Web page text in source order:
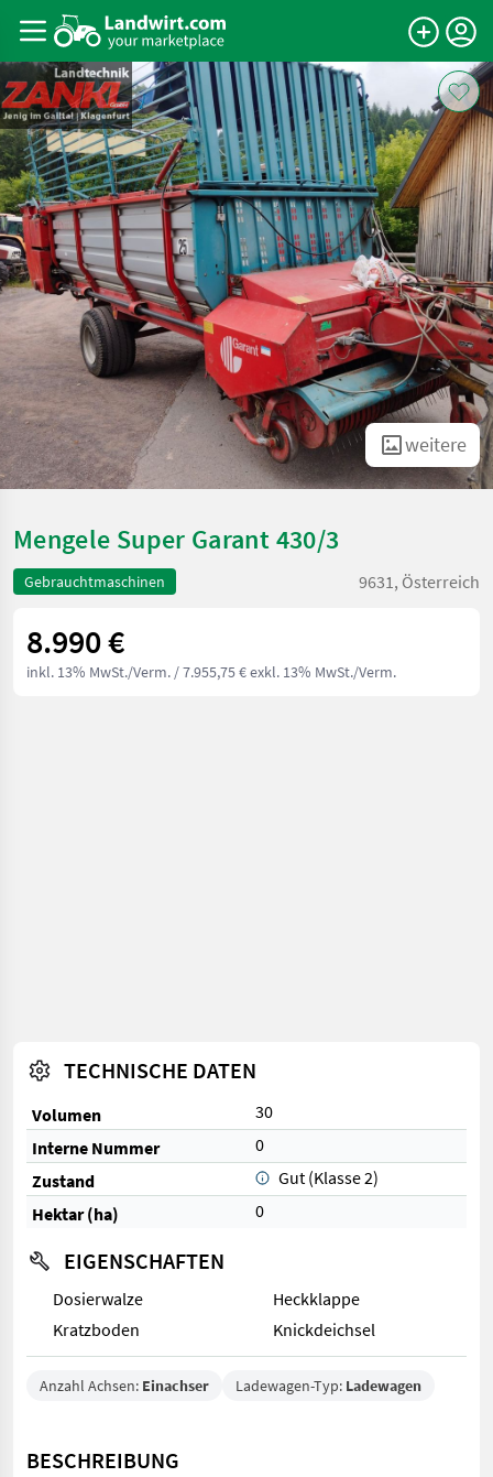
weitere
Mengele Super Garant 430/3
Gebrauchtmaschinen 9631, Österreich
8.990 €
inkl. 13% MwSt./Verm. / 7.955,75 € exkl. 13% MwSt./Verm.
TECHNISCHE DATEN
Volumen
30
Interne Nummer
0
Zustand
Gut (Klasse 2)
Hektar (ha)
0
EIGENSCHAFTEN
Dosierwalze
Heckklappe
Kratzboden
Knickdeichsel
Anzahl Achsen: Einachser Ladewagen-Typ: Ladewagen
BESCHREIBUNG